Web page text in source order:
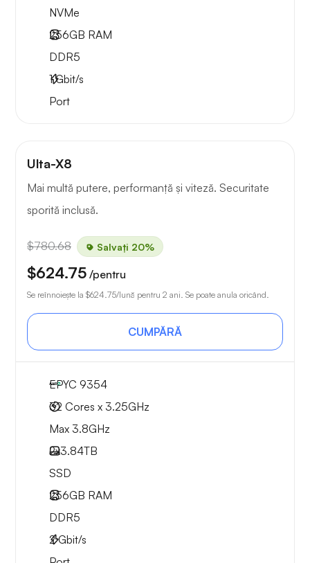
NVMe
256GB RAM
DDR5
1Gbit/s
Port
Ulta-X8
Mai multă putere, performanță și viteză. Securitate
sporită inclusă.
$780.68 Salvați 20%
$624.75 /pentru
Se reînnoiește la $624.75/lună pentru 2 ani. Se poate anula oricând.
CUMPĂRĂ
EPYC 9354
32 Cores x 3.25GHz
Max 3.8GHz
2x3.84TB
SSD
256GB RAM
DDR5
2Gbit/s